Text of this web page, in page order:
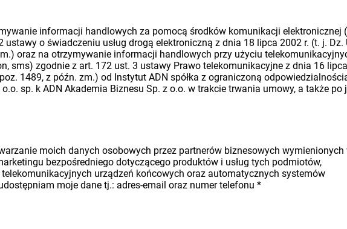
informacji handlowych za pomocą środków komunikacji elektronicznej
ustawy o świadczeniu usług drogą elektroniczną z dnia 18 lipca 2002 r. (t. j. Dz.
oraz na otrzymywanie informacji handlowych przy użyciu
sms) zgodnie z art. 172 ust. 3 ustawy Prawo telekomunikacyjne z dnia 16 lipca
1489, z późn. zm.) od Instytut ADN spółka z ograniczoną
sp. k ADN Akademia Biznesu Sp. z o.o. w trakcie trwania umowy, a także po
moich danych osobowych przez partnerów biznesowych wymienionych
bezpośredniego dotyczącego produktów i usług tych podmiotów,
urządzeń końcowych oraz automatycznych systemów
moje dane tj.: adres-email oraz numer telefonu *